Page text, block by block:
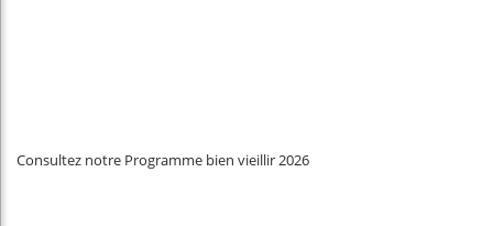
Consultez notre Programme bien vieillir 2026